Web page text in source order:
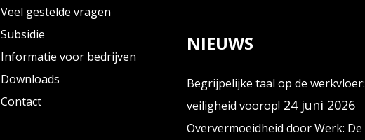
Veel gestelde vragen
Subsidie
Informatie voor bedrijven
Downloads
Contact
NIEUWS
Begrijpelijke taal op de werkvloer:
veiligheid voorop! 24 juni 2026
Oververmoeidheid door Werk: De